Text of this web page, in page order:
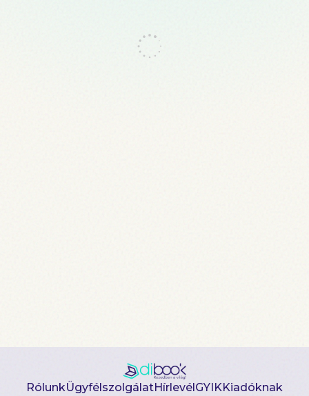
RólunkÜgyfélszolgálatHírlevélGYIKKiadóknak